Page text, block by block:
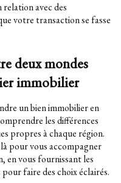
avec des
votre transaction se fasse
deux mondes
immobilier
un bien immobilier en
les différences
propres à chaque région.
pour vous accompagner
en vous fournissant les
faire des choix éclairés.